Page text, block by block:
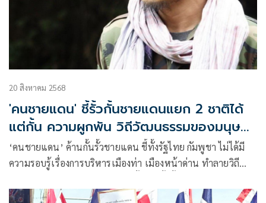
20 สิงหาคม 2568
'คนชายแดน' ชี้รั้วกั้นชายแดนแยก 2 ชาติได้
แต่กั้น ความผูกพัน วิถีวัฒนธรรมของมนุษย์
ไม่ได้
‘คนชายแดน’ ค้านกั้นรั้วชายแดน ชี้ทั้งรัฐไทย กัมพูชา ไม่ได้มี
ความรอบรู้เรื่องการบริหารเมืองท่า เมืองหน้าด่าน ทำลายวิถี
แต่กั้น ความเชื่อมโยง ความผูกพัน วิถีวัฒนธรรมของมนุษย์ ที่รัก